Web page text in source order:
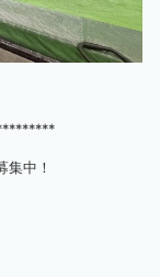
集中！